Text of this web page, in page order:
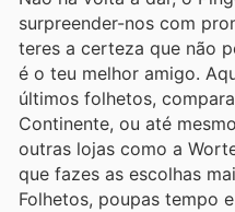
surpreender-nos com
teres a certeza que não
é o teu melhor amigo.
últimos folhetos,
Continente, ou até
outras lojas como a
que fazes as escolhas
Folhetos, poupas tempo